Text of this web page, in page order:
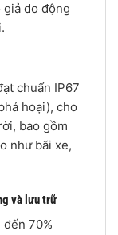
do động
chuẩn IP67
hoại), cho
bao gồm
như bãi xe,
và lưu trữ
70%